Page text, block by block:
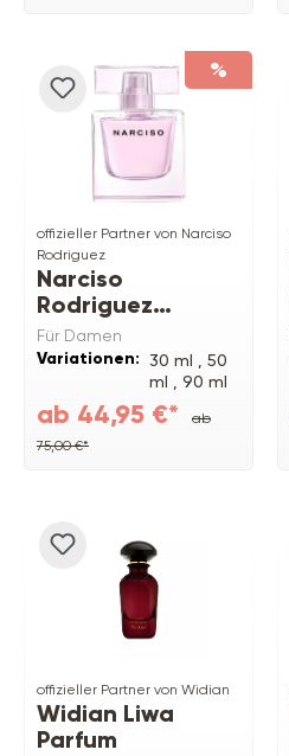
%
offizieller Partner von Narciso
Rodriguez
Narciso
Rodriguez
Narciso EDP
Radiante
Für Damen
Variationen: 30 ml , 50
ml , 90 ml
ab 44,95 €*
ab
75,00 €*
offizieller Partner von Widian
Widian Liwa
Parfum